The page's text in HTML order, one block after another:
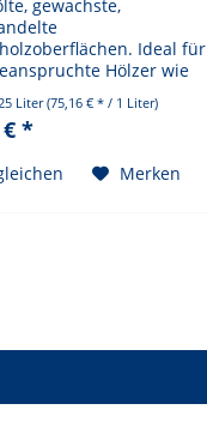
gewachste,
Ideal für
Hölzer wie
Schützt
pflegt, betont die
eine schöne,...
Liter(75,16 € * / 1 Liter)
€ *
Merken